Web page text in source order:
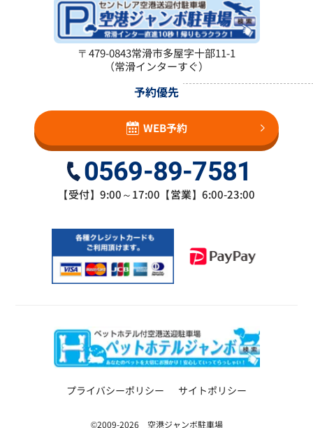
〒479-0843常滑市多屋字十部11-1
（常滑インターすぐ）
予約優先
WEB予約
0569-89-7581
【受付】9:00～17:00【営業】6:00-23:00
プライバシーポリシー サイトポリシー
©2009-2026 空港ジャンボ駐車場